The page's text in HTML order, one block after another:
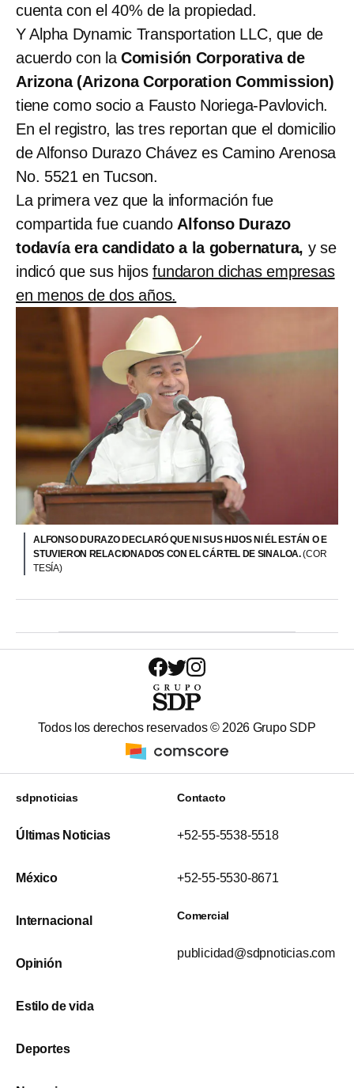
cuenta con el 40% de la propiedad.
Y Alpha Dynamic Transportation LLC, que de
acuerdo con la Comisión Corporativa de
Arizona (Arizona Corporation Commission)
tiene como socio a Fausto Noriega-Pavlovich.
En el registro, las tres reportan que el domicilio
de Alfonso Durazo Chávez es Camino Arenosa
No. 5521 en Tucson.
La primera vez que la información fue
compartida fue cuando Alfonso Durazo
todavía era candidato a la gobernatura, y se
indicó que sus hijosfundaron dichas empresas
en menos de dos años.
ALFONSO DURAZO DECLARÓ QUE NI SUS HIJOS NI ÉL ESTÁN O E
STUVIERON RELACIONADOS CON EL CÁRTEL DE SINALOA.(COR
TESÍA)
Todos los derechos reservados © 2026 Grupo SDP
sdpnoticias
Últimas Noticias
México
Internacional
Opinión
Estilo de vida
Deportes
Contacto
+52-55-5538-5518
+52-55-5530-8671
Comercial
publicidad@sdpnoticias.com